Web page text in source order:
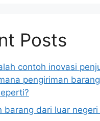
Posts
contoh inovasi
pengiriman
barang dari luar